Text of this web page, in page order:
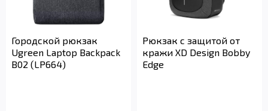
Городской рюкзак
Ugreen Laptop Backpack
B02 (LP664)
Рюкзак с защитой от
кражи XD Design Bobby
Edge